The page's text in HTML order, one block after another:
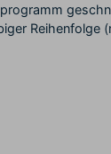
Reihenfolge